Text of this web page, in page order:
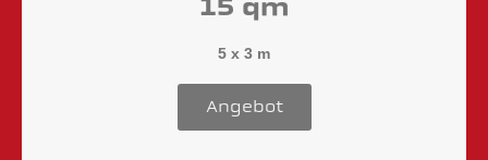
15 qm
5 x 3 m
Angebot